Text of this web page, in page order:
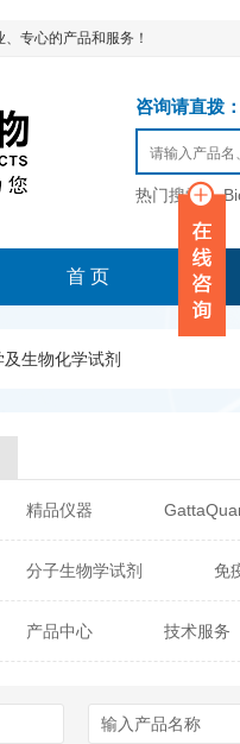
专心的产品和服务！
咨询请直拨
热门搜索：
首 页
及生物化学试剂
精品仪器
Sterlitech
Verichem
分子生物学试剂 免
化学试剂 材料学试剂
产品中心 技术服务